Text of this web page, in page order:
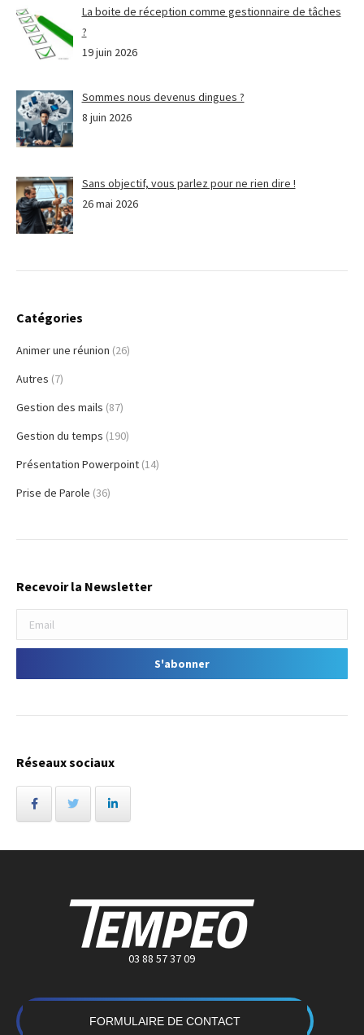
La boite de réception comme gestionnaire de tâches
?
19 juin 2026
Sommes nous devenus dingues ?
8 juin 2026
Sans objectif, vous parlez pour ne rien dire !
26 mai 2026
Catégories
Animer une réunion (26)
Autres (7)
Gestion des mails (87)
Gestion du temps (190)
Présentation Powerpoint (14)
Prise de Parole (36)
Recevoir la Newsletter
Réseaux sociaux
03 88 57 37 09
FORMULAIRE DE CONTACT